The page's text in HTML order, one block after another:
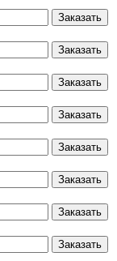
Заказать
Заказать
Заказать
Заказать
Заказать
Заказать
Заказать
Заказать